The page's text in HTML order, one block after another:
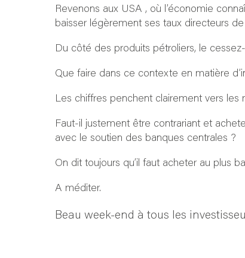
Revenons aux USA , où l’économie
baisser légèrement ses taux directeurs
Du côté des produits pétroliers, le
Que faire dans ce contexte en matière
Les chiffres penchent clairement vers les
Faut-il justement être contrariant et
avec le soutien des banques centrales ?
On dit toujours qu’il faut acheter au plus
A méditer.
Beau week-end à tous les